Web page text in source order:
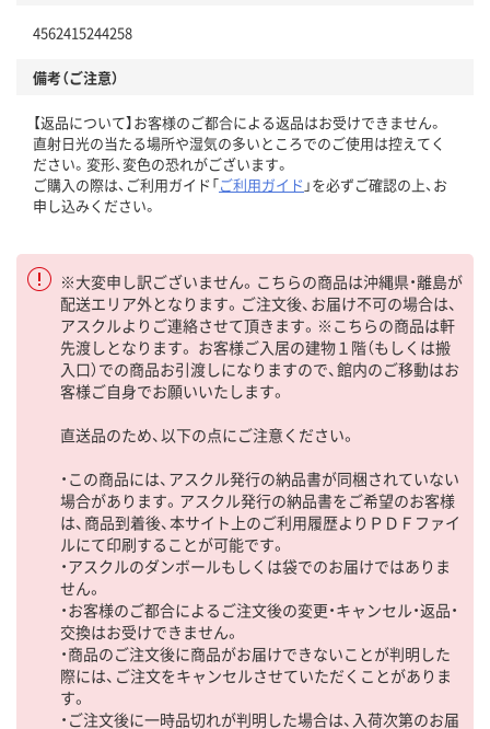
4562415244258
備考（ご注意）
【返品について】お客様のご都合による返品はお受けできません。
直射日光の当たる場所や湿気の多いところでのご使用は控えてく
ださい。変形、変色の恐れがございます。
ご購入の際は、ご利用ガイド「ご利用ガイド 」を必ずご確認の上、お
申し込みください。
※大変申し訳ございません。こちらの商品は沖縄県・離島が
配送エリア外となります。ご注文後、お届け不可の場合は、
アスクルよりご連絡させて頂きます。※こちらの商品は軒
先渡しとなります。 お客様ご入居の建物１階（もしくは搬
入口）での商品お引渡しになりますので、館内のご移動はお
客様ご自身でお願いいたします。
直送品のため、以下の点にご注意ください。
・この商品には、アスクル発行の納品書が同梱されていない
場合があります。アスクル発行の納品書をご希望のお客様
は、商品到着後、本サイト上のご利用履歴よりＰＤＦファイ
ルにて印刷することが可能です。
・アスクルのダンボールもしくは袋でのお届けではありま
せん。
・お客様のご都合によるご注文後の変更・キャンセル・返品・
交換はお受けできません。
・商品のご注文後に商品がお届けできないことが判明した
際には、ご注文をキャンセルさせていただくことがありま
す。
・ご注文後に一時品切れが判明した場合は、入荷次第のお届